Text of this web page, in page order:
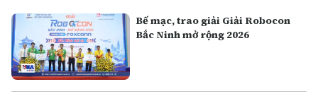
Bế mạc, trao giải Giải Robocon
Bắc Ninh mở rộng 2026